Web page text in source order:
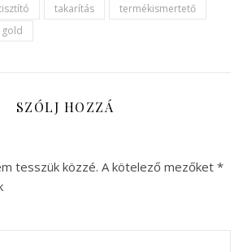
takarítás
termékismertető
gold
SZÓLJ HOZZÁ
tesszük közzé. A kötelező mezőket *